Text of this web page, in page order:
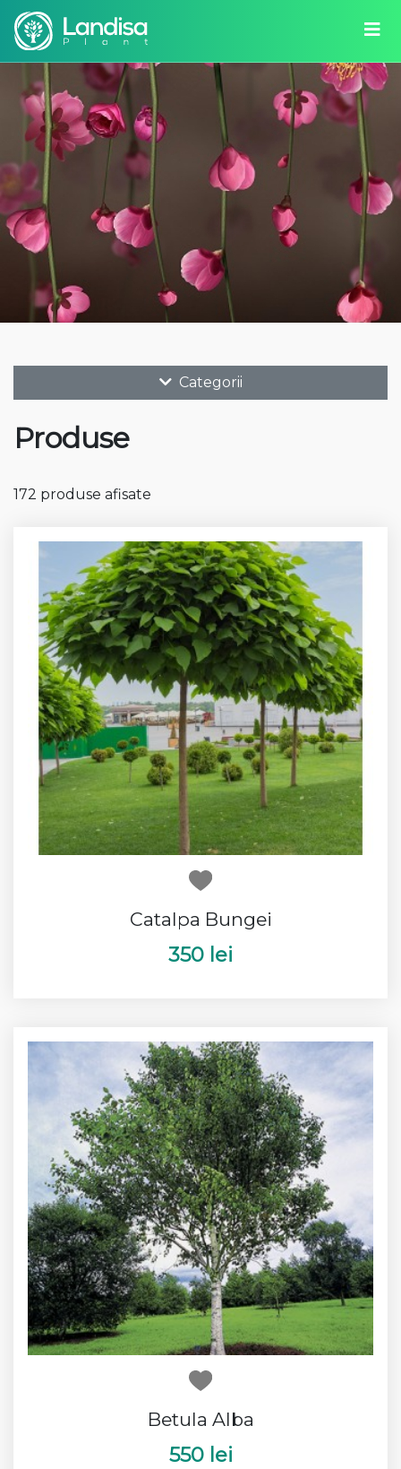
Categorii
Produse
172 produse afisate
Catalpa Bungei
350 lei
Betula Alba
550 lei